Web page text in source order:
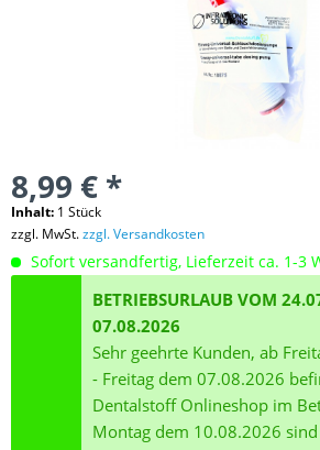
8,99 € *
Inhalt: 1 Stück
zzgl. MwSt.zzgl. Versandkosten
Sofort versandfertig, Lieferzeit ca. 1-3
BETRIEBSURLAUB VOM
07.08.2026
Sehr geehrte Kunden, ab
- Freitag dem 07.08.2026
Dentalstoff Onlineshop im
Montag dem 10.08.2026